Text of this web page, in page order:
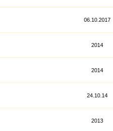
06.10.2017
2014
2014
24.10.14
2013